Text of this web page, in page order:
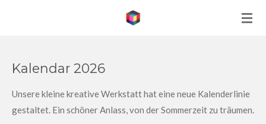
content
Kalendar 2026
Unsere kleine kreative Werkstatt hat eine neue Kalenderlinie
gestaltet. Ein schöner Anlass, von der Sommerzeit zu träumen.